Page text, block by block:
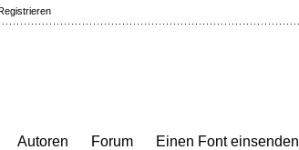
Autoren
Forum
Einen Font einsenden